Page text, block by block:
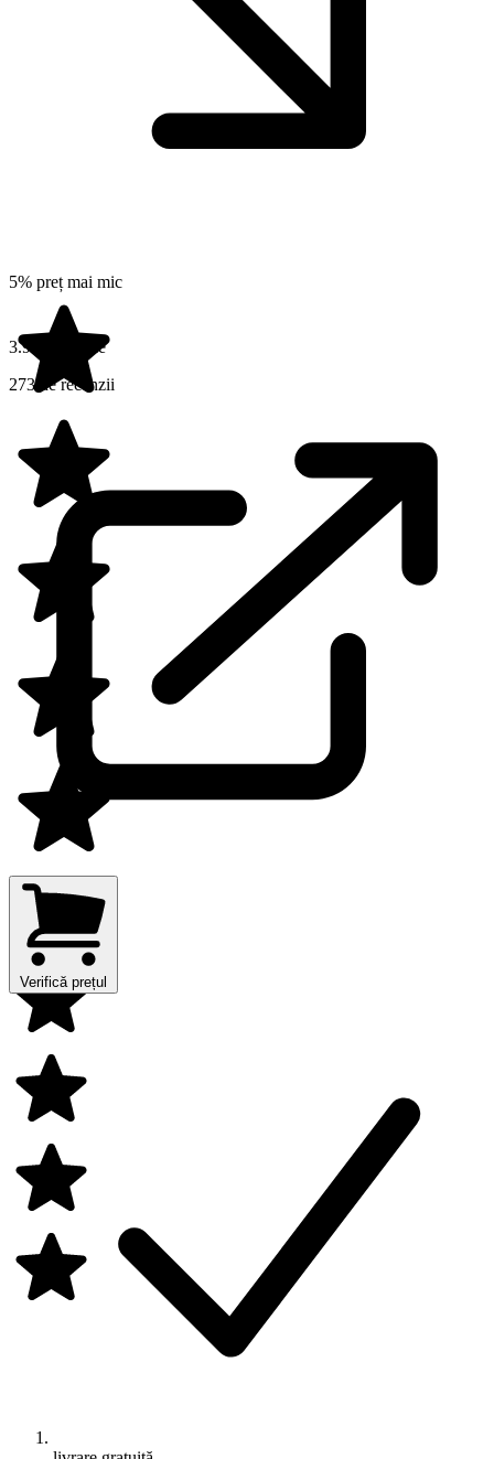
5% preț mai mic
3.9 din 5 stele
273 de recenzii
Verifică prețul